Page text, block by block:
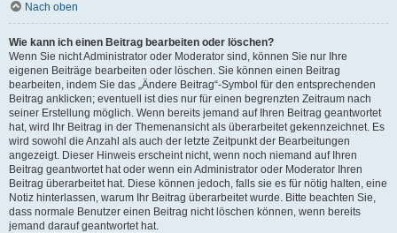
Nach oben
Wie kann ich einen Beitrag bearbeiten oder löschen?
Wenn Sie nicht Administrator oder Moderator sind, können Sie nur Ihre
eigenen Beiträge bearbeiten oder löschen. Sie können einen Beitrag
bearbeiten, indem Sie das „Ändere Beitrag“-Symbol für den entsprechenden
Beitrag anklicken; eventuell ist dies nur für einen begrenzten Zeitraum nach
seiner Erstellung möglich. Wenn bereits jemand auf Ihren Beitrag geantwortet
hat, wird Ihr Beitrag in der Themenansicht als überarbeitet gekennzeichnet. Es
wird sowohl die Anzahl als auch der letzte Zeitpunkt der Bearbeitungen
angezeigt. Dieser Hinweis erscheint nicht, wenn noch niemand auf Ihren
Beitrag geantwortet hat oder wenn ein Administrator oder Moderator Ihren
Beitrag überarbeitet hat. Diese können jedoch, falls sie es für nötig halten, eine
Notiz hinterlassen, warum Ihr Beitrag überarbeitet wurde. Bitte beachten Sie,
dass normale Benutzer einen Beitrag nicht löschen können, wenn bereits
jemand darauf geantwortet hat.